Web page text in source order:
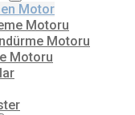
Motor
Motoru
Motoru
Motoru